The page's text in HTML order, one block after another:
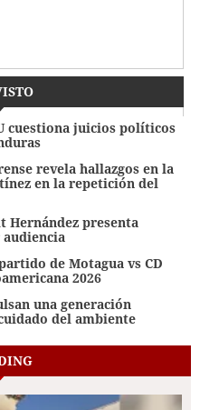
cuestiona juicios políticos
revela hallazgos en la
en la repetición del
Hernández presenta
de Motagua vs CD
2026
una generación
del ambiente